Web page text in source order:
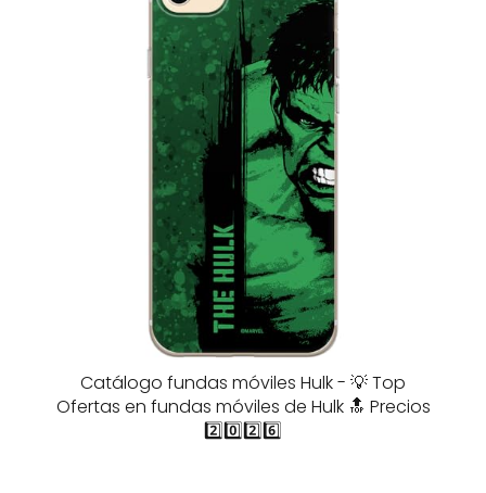
Catálogo fundas móviles Hulk - 💡 Top
Ofertas en fundas móviles de Hulk 🔝 Precios
2️⃣0️⃣2️⃣6️⃣